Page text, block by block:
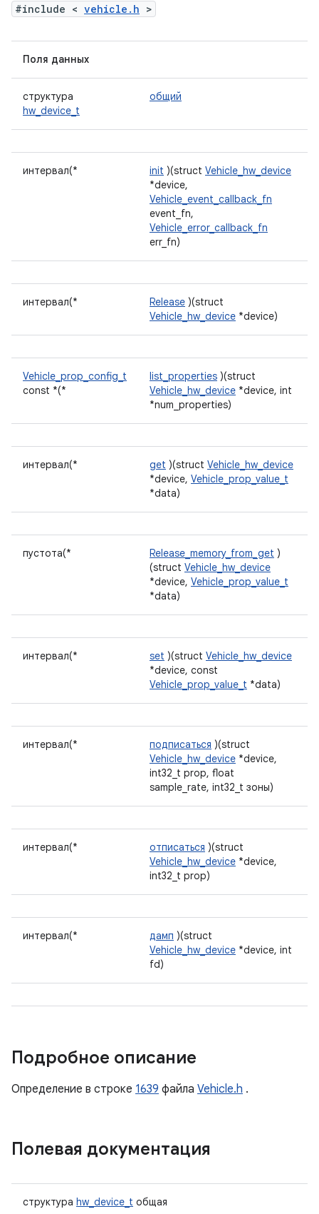
#include < vehicle.h >
Поля данных
структура
hw_device_t
общий
интервал(* init )(struct Vehicle_hw_device
*device,
Vehicle_event_callback_fn
event_fn,
Vehicle_error_callback_fn
err_fn)
интервал(* Release )(struct
Vehicle_hw_device *device)
Vehicle_prop_config_t
const *(*
list_properties )(struct
Vehicle_hw_device *device, int
*num_properties)
интервал(* get )(struct Vehicle_hw_device
*device, Vehicle_prop_value_t
*data)
пустота(* Release_memory_from_get )
(struct Vehicle_hw_device
*device, Vehicle_prop_value_t
*data)
интервал(* set )(struct Vehicle_hw_device
*device, const
Vehicle_prop_value_t *data)
интервал(* подписаться )(struct
Vehicle_hw_device *device,
int32_t prop, float
sample_rate, int32_t зоны)
интервал(* отписаться )(struct
Vehicle_hw_device *device,
int32_t prop)
интервал(* дамп )(struct
Vehicle_hw_device *device, int
fd)
Подробное описание
Определение в строке 1639 файла Vehicle.h .
Полевая документация
структура hw_device_t общая